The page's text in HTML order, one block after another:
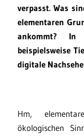
verpasst. Was
elementaren
ankommt? In
beispielsweise
digitale
Hm,
ökologischen